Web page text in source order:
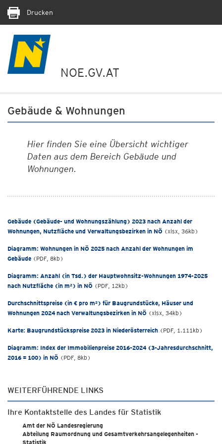
Drucken
NOE.GV.AT
Gebäude & Wohnungen
Hier finden Sie eine Übersicht wichtiger
Daten aus dem Bereich Gebäude und
Wohnungen.
Gebäude (Gebäude- und Wohnungszählung) 2023 nach Anzahl der
Wohnungen, Nutzfläche und Verwaltungsbezirken in NÖ (xlsx, 36kb)
Diagramm: Wohnungen in NÖ 2025 nach Anzahl der Wohnungen im
Gebäude (PDF, 8kb)
Diagramm: Anzahl (in Tsd.) der Hauptwohnsitz-Wohnungen 1974-2025
nach Nutzfläche (in m²) in NÖ (PDF, 12kb)
Durchschnittspreise (in € pro m²) für Baugrundstücke, Häuser und
Wohnungen 2024 nach Verwaltungsbezirken in NÖ (xlsx, 34kb)
Karte: Baugrundstückspreise 2023 in Niederösterreich (PDF, 1.111kb)
Diagramm: Index der Immobilienpreise 2016-2024 (3-Jahresdurchschnitt,
2016 = 100) in NÖ (PDF, 8kb)
WEITERFÜHRENDE LINKS
Ihre Kontaktstelle des Landes für Statistik
Amt der NÖ Landesregierung
Abteilung Raumordnung und Gesamtverkehrsangelegenheiten -
Statistik